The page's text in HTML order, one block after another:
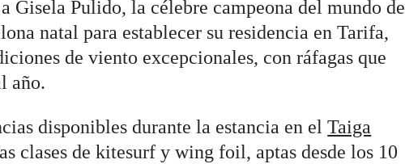
Gisela Pulido, la célebre campeona del mundo de
natal para establecer su residencia en Tarifa,
de viento excepcionales, con ráfagas que
año.
disponibles durante la estancia en elTaiga
clases de kitesurf y wing foil, aptas desde los 10